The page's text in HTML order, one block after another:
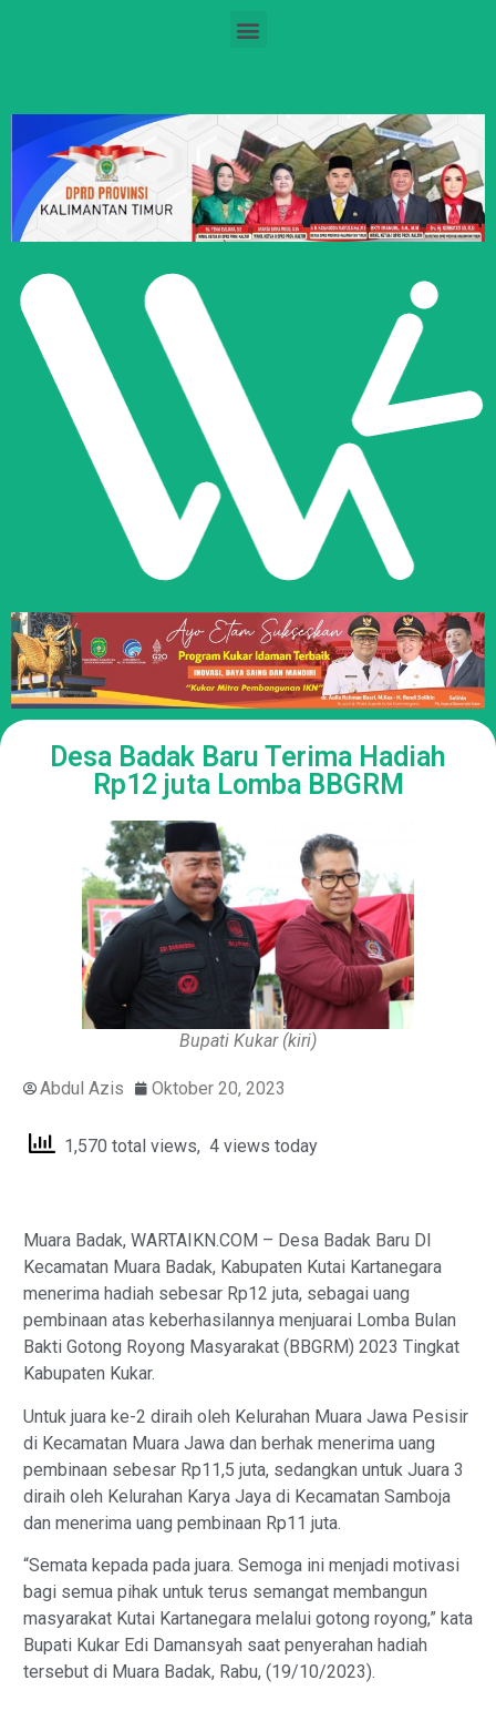
Desa Badak Baru Terima Hadiah
Rp12 juta Lomba BBGRM
Bupati Kukar (kiri)
Abdul Azis Oktober 20, 2023
1,570 total views, 4 views today
Muara Badak, WARTAIKN.COM – Desa Badak Baru DI
Kecamatan Muara Badak, Kabupaten Kutai Kartanegara
menerima hadiah sebesar Rp12 juta, sebagai uang
pembinaan atas keberhasilannya menjuarai Lomba Bulan
Bakti Gotong Royong Masyarakat (BBGRM) 2023 Tingkat
Kabupaten Kukar.
Untuk juara ke-2 diraih oleh Kelurahan Muara Jawa Pesisir
di Kecamatan Muara Jawa dan berhak menerima uang
pembinaan sebesar Rp11,5 juta, sedangkan untuk Juara 3
diraih oleh Kelurahan Karya Jaya di Kecamatan Samboja
dan menerima uang pembinaan Rp11 juta.
“Semata kepada pada juara. Semoga ini menjadi motivasi
bagi semua pihak untuk terus semangat membangun
masyarakat Kutai Kartanegara melalui gotong royong,” kata
Bupati Kukar Edi Damansyah saat penyerahan hadiah
tersebut di Muara Badak, Rabu, (19/10/2023).